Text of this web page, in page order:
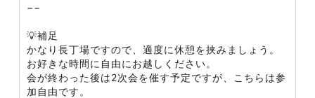
−−
💡補足
かなり長丁場ですので、適度に休憩を挟みましょう。
お好きな時間に自由にお越しください。
会が終わった後は2次会を催す予定ですが、こちらは参
加自由です。